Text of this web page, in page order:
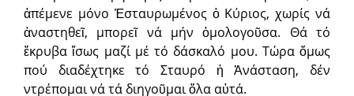
ἀπέμενε μόνο Ἐσταυρωμένος ὁ Κύριος, χωρίς νά
ἀναστηθεῖ, μπορεῖ νά μήν ὁμολογοῦσα. Θά τό
ἔκρυβα ἴσως μαζί μέ τό δάσκαλό μου. Τώρα ὅμως
πού διαδέχτηκε τό Σταυρό ἡ Ἀνάσταση, δέν
ντρέπομαι νά τά διηγοῦμαι ὅλα αὐτά.